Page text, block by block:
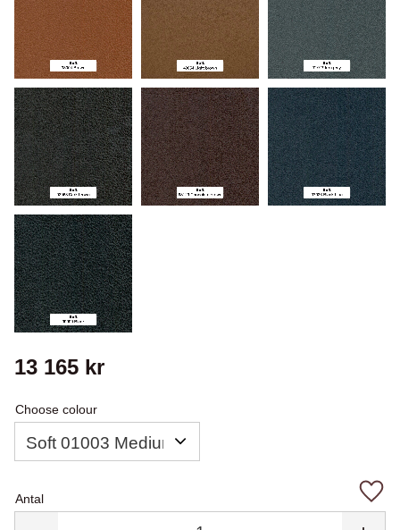
13 165 kr
Choose colour
Antal